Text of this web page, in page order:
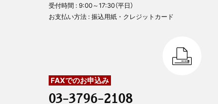
受付時間 : 9:00～17:30（平日）
お支払い方法 : 振込用紙・クレジットカード
FAXでのお申込み
03-3796-2108